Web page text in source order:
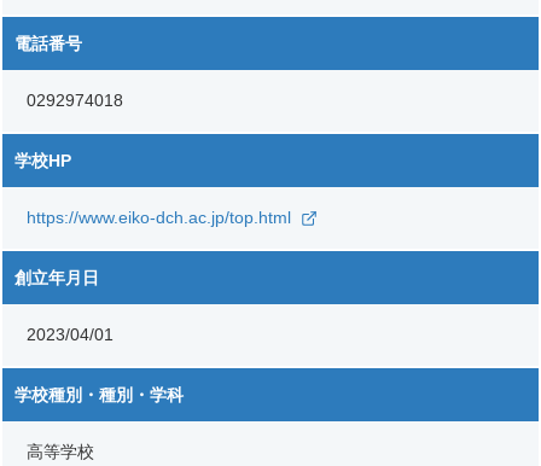
電話番号
0292974018
学校HP
https://www.eiko-dch.ac.jp/top.html
創立年月日
2023/04/01
学校種別・種別・学科
高等学校